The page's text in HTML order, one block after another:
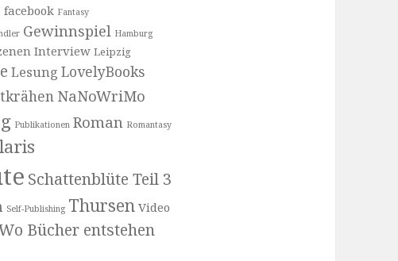
facebook Fantasy
Gewinnspiel Hamburg
Interview Leipzig
Lesung LovelyBooks
NaNoWriMo
Publikationen Roman Romantasy
Schattenblüte Teil 3
Self-Publishing Thursen Video
Bücher entstehen